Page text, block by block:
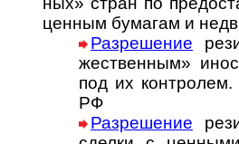
цен­ным бума­гам и
Разрешение
жест­вен­ным»
под их
РФ
Разрешение